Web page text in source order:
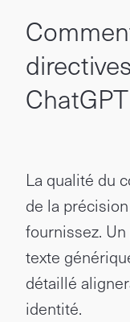
ChatGPT
La qualité du
de la
fournissez.
texte
détaillé
identité.